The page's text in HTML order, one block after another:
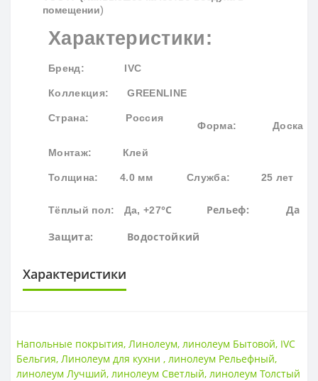
помещении)
Характеристики:
Бренд: IVC
Коллекция: GREENLINE
Страна: Россия
Форма: Доска
Монтаж: Клей
Толщина: 4.0 мм Служба: 25 лет
Тёплый пол: Да, +27°С
Рельеф: Да
Защита: Водостойкий
Характеристики
Основа Двойная
ПОВЕРХНОСТЬ
Напольные покрытия, Линолеум, линолеум Бытовой, IVC
Бельгия, Линолеум для кухни , линолеум Рельефный,
линолеум Лучший, линолеум Светлый, линолеум Толстый